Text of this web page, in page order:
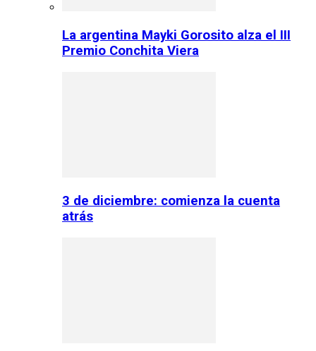
La argentina Mayki Gorosito alza el III
Premio Conchita Viera
3 de diciembre: comienza la cuenta
atrás